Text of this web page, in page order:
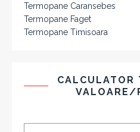
Termopane Caransebes
Termopane Faget
Termopane Timisoara
CALCULATOR
VALOARE/